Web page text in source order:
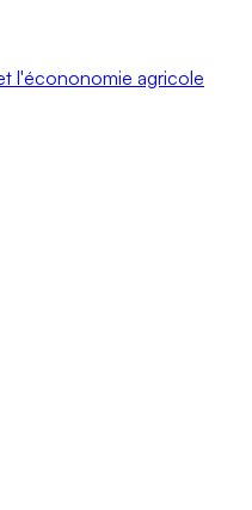
l'écononomie agricole